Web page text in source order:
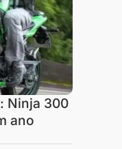
Ninja 300
ano